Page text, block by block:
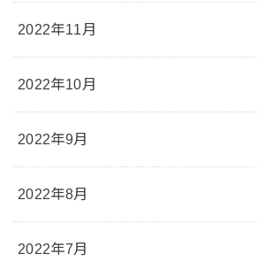
2022年11月
2022年10月
2022年9月
2022年8月
2022年7月